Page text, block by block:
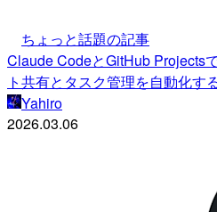
ちょっと話題の記事
Claude CodeとGitHub Projects
ト共有とタスク管理を自動化す
Yahiro
2026.03.06